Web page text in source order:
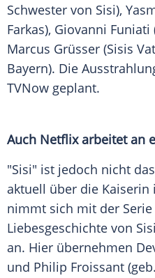
Schwester von Sisi),
Farkas), Giovanni Funiati
Marcus Grüsser (Sisis
Bayern). Die
TVNow geplant.
Auch Netflixarbeitet an
"Sisi" ist jedoch nicht
aktuell über die Kaiserin
nimmt sich mit der Serie
Liebesgeschichte von
an. Hier übernehmen
und Philip Froissant